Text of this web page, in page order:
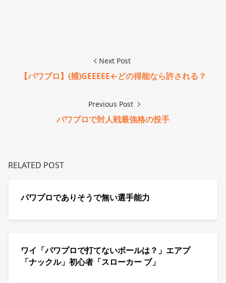
Next Post
【パワプロ】(捕)GEEEEE←どの得能なら許される？
Previous Post
パワプロで対人戦最強格の投手
RELATED POST
パワプロでありそうで無い選手能力
ワイ「パワプロで打てないボールは？」エアプ
「ナックル」初心者「スローカー ブ」